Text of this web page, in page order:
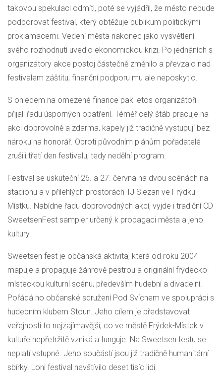
takovou spekulaci odmítl, poté se vyjádřil, že město nebude
podporovat festival, který obtěžuje publikum politickými
proklamacemi. Vedení města nakonec jako vysvětlení
svého rozhodnutí uvedlo ekonomickou krizi. Po jednáních s
organizátory akce postoj částečně změnilo a převzalo nad
festivalem záštitu, finanční podporu mu ale neposkytlo.
S ohledem na omezené finance pak letos organizátoři
přijali řadu úsporných opatření. Téměř celý štáb pracuje na
akci dobrovolně a zdarma, kapely již tradičně vystupují bez
nároku na honorář. Oproti původním plánům pořadatelé
zrušili třetí den festivalu, tedy nedělní program.
Festival se uskuteční 26. a 27. června na dvou scénách na
stadionu a v přilehlých prostorách TJ Slezan ve Frýdku-
Místku. Nabídne řadu doprovodných akcí, vyjde i tradiční CD
SweetsenFest sampler určený k propagaci města a jeho
kultury.
Sweetsen fest je občanská aktivita, která od roku 2004
mapuje a propaguje žánrově pestrou a originální frýdecko-
místeckou kulturní scénu, především hudební a divadelní.
Pořádá ho občanské sdružení Pod Svícnem ve spolupráci s
hudebním klubem Stoun. Jeho cílem je představovat
veřejnosti to nejzajímavější, co ve městě Frýdek-Místek v
kultuře nepřetržitě vzniká a funguje. Na Sweetsen festu se
neplatí vstupné. Jeho součástí jsou již tradičně humanitární
sbírky. Loni festival navštívilo deset tisíc lidí.